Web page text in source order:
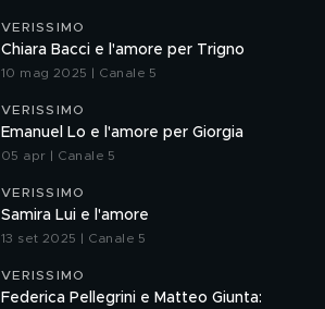
VERISSIMO
Chiara Bacci e l'amore per Trigno
10 mag 2025 | Canale 5
VERISSIMO
Emanuel Lo e l'amore per Giorgia
05 apr | Canale 5
VERISSIMO
Samira Lui e l'amore
13 set 2025 | Canale 5
VERISSIMO
Federica Pellegrini e Matteo Giunta: